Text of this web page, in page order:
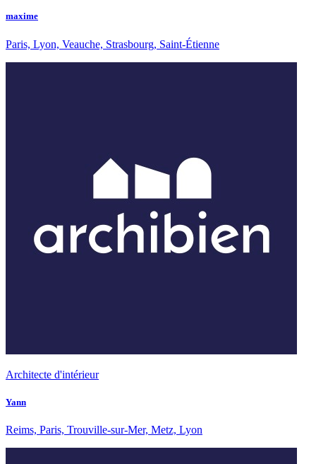
maxime
Paris, Lyon, Veauche, Strasbourg, Saint-Étienne
Architecte d'intérieur
Yann
Reims, Paris, Trouville-sur-Mer, Metz, Lyon